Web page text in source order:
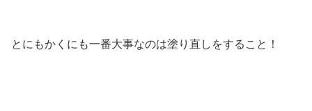
とにもかくにも一番大事なのは塗り直しをすること！